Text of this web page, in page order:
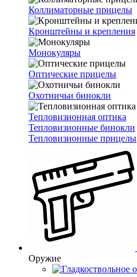
Коллиматорные прицелы
Кронштейны и крепления
Монокуляры
Оптические прицелы
Охотничьи бинокли
Тепловизионная оптика
Тепловизионные бинокли
Тепловизионные прицелы
Оружие